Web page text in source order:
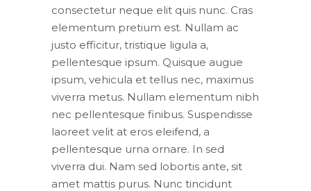
consectetur neque elit quis nunc. Cras
elementum pretium est. Nullam ac
justo efficitur, tristique ligula a,
pellentesque ipsum. Quisque augue
ipsum, vehicula et tellus nec, maximus
viverra metus. Nullam elementum nibh
nec pellentesque finibus. Suspendisse
laoreet velit at eros eleifend, a
pellentesque urna ornare. In sed
viverra dui. Nam sed lobortis ante, sit
amet mattis purus. Nunc tincidunt